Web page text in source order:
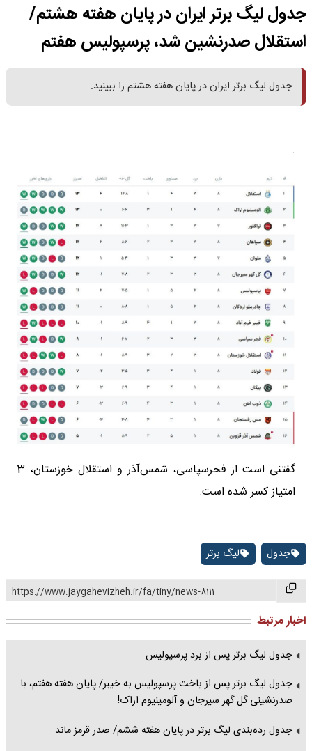
جدول لیگ برتر ایران در پایان هفته هشتم/
استقلال صدرنشین شد، پرسپولیس هفتم
جدول لیگ برتر ایران در پایان هفته هشتم را ببینید.
.
گفتنی است از فجرسپاسی، شمس‌آذر و استقلال خوزستان، 3
امتیاز کسر شده است.
جدول لیگ برتر
https://www.jaygahevizheh.ir/fa/tiny/news-8111
اخبار مرتبط
جدول لیگ برتر پس از برد پرسپولیس
جدول لیگ برتر پس از باخت پرسپولیس به خیبر/ پایان هفته هفتم، با
صدرنشینی گل گهر سیرجان و آلومینیوم اراک!
جدول رده‌بندی لیگ برتر در پایان هفته ششم/ صدر قرمز ماند